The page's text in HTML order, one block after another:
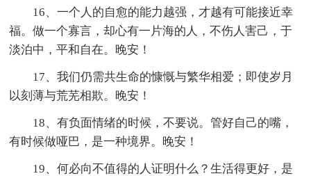
16、一个人的自愈的能力越强，才越有可能接近幸
福。做一个寡言，却心有一片海的人，不伤人害己，于
淡泊中，平和自在。晚安！
17、我们仍需共生命的慷慨与繁华相爱；即使岁月
以刻薄与荒芜相欺。晚安！
18、有负面情绪的时候，不要说。管好自己的嘴，
有时候做哑巴，是一种境界。晚安！
19、何必向不值得的人证明什么？生活得更好，是